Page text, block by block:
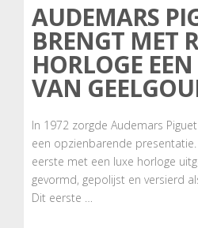
AUDEMARS
BRENGT MET
HORLOGE
VAN
In 1972 zorgde Audemars
een opzienbarende
eerste met een luxe horloge
gevormd, gepolijst en versierd
Dit eerste …